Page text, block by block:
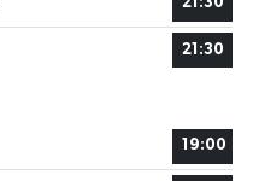
21:30
21:30
19:00